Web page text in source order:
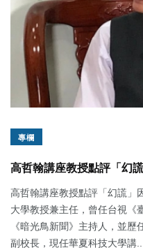
專欄
高哲翰講座教授點評「幻
高哲翰講座教授點評「幻謊」
大學教授兼主任，曾任台視《
《暗光鳥新聞》主持人，並
副校長，現任華夏科技大學講...